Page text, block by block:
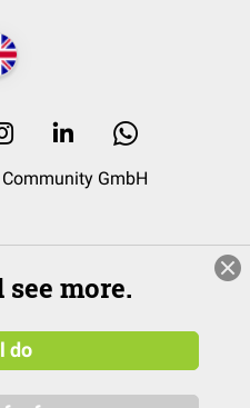
GmbH
more.
do